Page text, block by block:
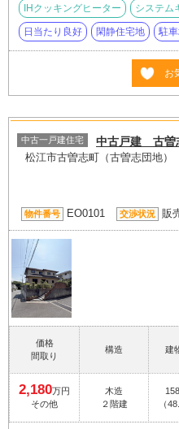
IHクッキングヒーター システム
日当たり良好 閑静住宅地 駐
お
中古一戸建住宅 中古戸建 古曽
松江市古曽志町（古曽志団地）
物件番号 EO0101 交渉状況 販
価格
間取り
構造 建
2,180万円
その他
木造
２階建
（